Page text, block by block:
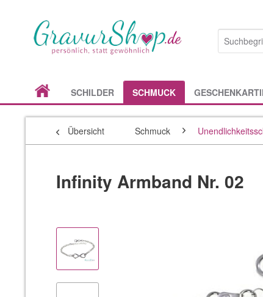
SCHILDER SCHMUCK
Übersicht Schmuck
Infinity Armband Nr. 02